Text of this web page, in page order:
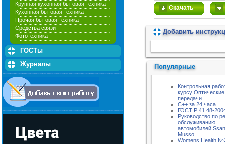
Крупная кухонная бытовая техника
Кухонная бытовая техника
Прочая бытовая техника
Средства связи
Фототехника
ГОСТы
Журналы
Скачать
Добавить
Популярные
Контрольная
курсу
передачи
C++ за 24 часа
ГОСТ Р 41.48-
Руководство по
обслуживанию
автомобилей
Musso
Womens Health